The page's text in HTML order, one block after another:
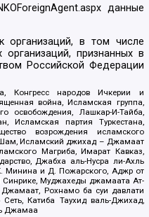
данные
в том числе
признанных в
Российской Федерации
Конгресс народов Ичкерии и
война, Исламская группа,
освобождения, Лашкар-И-Тайба,
Исламская партия Туркестана,
возрождения исламского
Исламский джихад – Джамаат
Магриба, Имарат Кавказ,
Джабха аль-Нусра ли-Ахль
Минина и Д. Пожарского, Аджр от
Синрике, Муджахеды джамаата Ат-
Рохнамо ба суи давлати
Сеть, Катиба Таухид валь-Джихад,
Джамаа